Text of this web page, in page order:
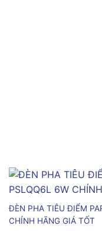
ĐÈN PHA TIÊU ĐIỂM
CHÍNH HÃNG GIÁ TỐT